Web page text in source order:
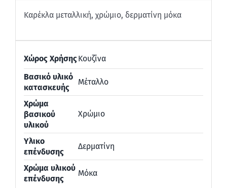
Καρέκλα μεταλλική, χρώμιο, δερματίνη μόκα
Χώρος ΧρήσηςΚουζίνα
Βασικό υλικό
κατασκευής
Μέταλλο
Χρώμα
βασικού
υλικού
Χρώμιο
Υλικο
επένδυσης
Δερματίνη
Χρώμα υλικού
επένδυσης
Μόκα